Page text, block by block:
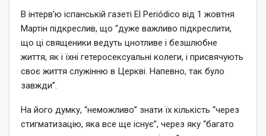
В інтерв’ю іспанській газеті El Periódico від 1 жовтня
Мартін підкреслив, що “дуже важливо підкреслити,
що ці священики ведуть цнотливе і безшлюбне
життя, як і їхні гетеросексуальні колеги, і присвячують
своє життя служінню в Церкві. Напевно, так було
завжди”.
На його думку, “неможливо” знати їх кількість “через
стигматизацію, яка все ще існує”, через яку “багато